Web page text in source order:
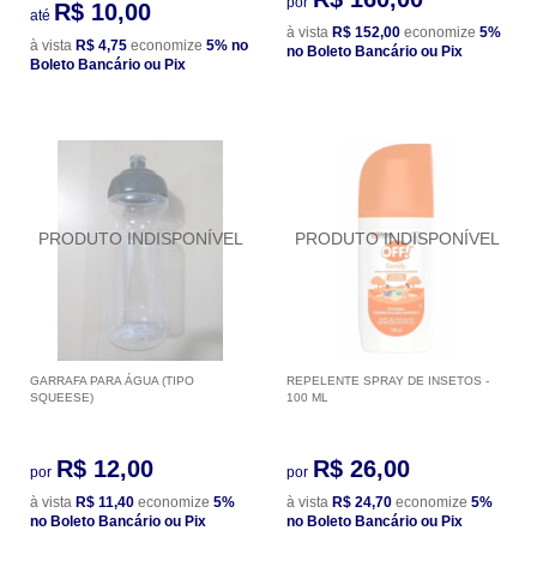
até R$ 10,00
à vista R$ 4,75 economize 5% no
Boleto Bancário ou Pix
à vista R$ 152,00 economize 5%
no Boleto Bancário ou Pix
GARRAFA PARA ÁGUA (TIPO
SQUEESE)
por R$ 12,00
à vista R$ 11,40 economize 5%
no Boleto Bancário ou Pix
REPELENTE SPRAY DE INSETOS -
100 ML
por R$ 26,00
à vista R$ 24,70 economize 5%
no Boleto Bancário ou Pix